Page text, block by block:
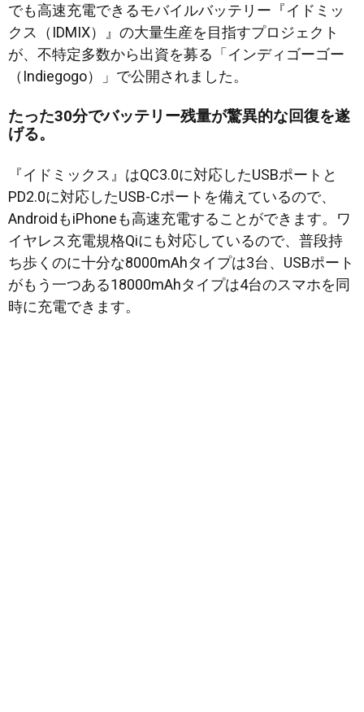
でも高速充電できるモバイルバッテリー『イドミッ
クス（IDMIX）』の大量生産を目指すプロジェクト
が、不特定多数から出資を募る「インディゴーゴー
（Indiegogo）」で公開されました。
たった30分でバッテリー残量が驚異的な回復を遂
げる。
『イドミックス』はQC3.0に対応したUSBポートと
PD2.0に対応したUSB-Cポートを備えているので、
AndroidもiPhoneも高速充電することができます。ワ
イヤレス充電規格Qiにも対応しているので、普段持
ち歩くのに十分な8000mAhタイプは3台、USBポート
がもう一つある18000mAhタイプは4台のスマホを同
時に充電できます。